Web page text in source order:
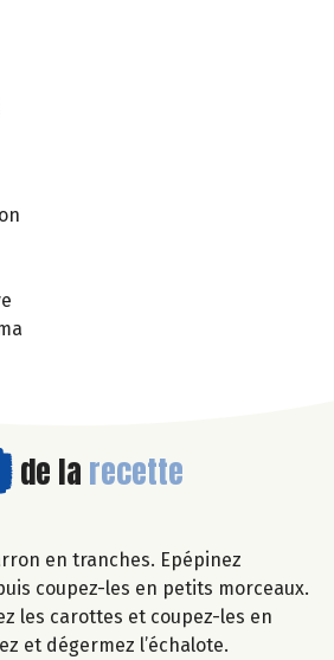
de la recette
en tranches. Epépinez
coupez-les en petits morceaux.
les carottes et coupez-les en
et dégermez l’échalote.